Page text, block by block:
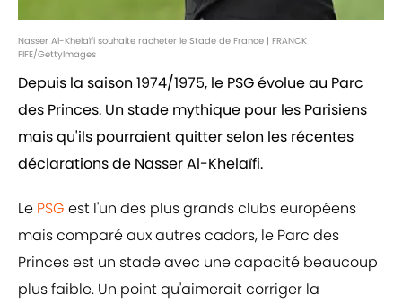
Nasser Al-Khelaïfi souhaite racheter le Stade de France | FRANCK
FIFE/GettyImages
Depuis la saison 1974/1975, le PSG évolue au Parc
des Princes. Un stade mythique pour les Parisiens
mais qu'ils pourraient quitter selon les récentes
déclarations de Nasser Al-Khelaïfi.
Le PSG est l'un des plus grands clubs européens
mais comparé aux autres cadors, le Parc des
Princes est un stade avec une capacité beaucoup
plus faible. Un point qu'aimerait corriger la